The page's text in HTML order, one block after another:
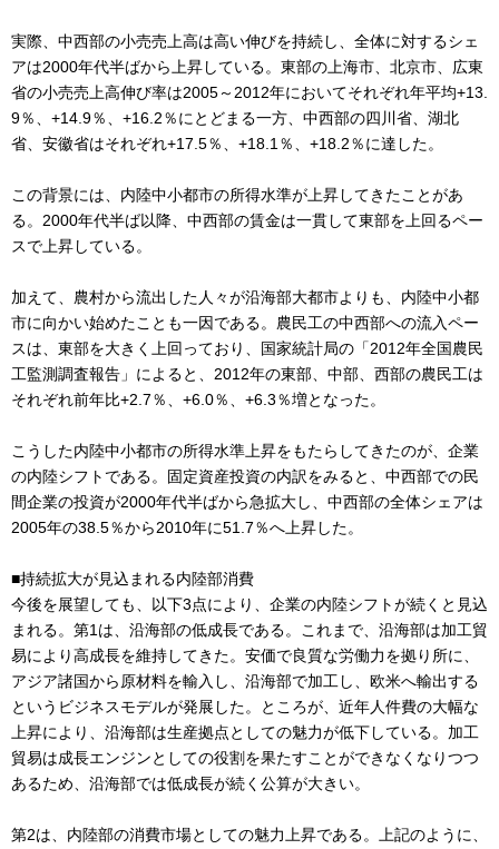
実際、中西部の小売売上高は高い伸びを持続し、全体に対するシェ
アは2000年代半ばから上昇している。東部の上海市、北京市、広東
省の小売売上高伸び率は2005～2012年においてそれぞれ年平均+13.
9％、+14.9％、+16.2％にとどまる一方、中西部の四川省、湖北
省、安徽省はそれぞれ+17.5％、+18.1％、+18.2％に達した。
この背景には、内陸中小都市の所得水準が上昇してきたことがあ
る。2000年代半ば以降、中西部の賃金は一貫して東部を上回るペー
スで上昇している。
加えて、農村から流出した人々が沿海部大都市よりも、内陸中小都
市に向かい始めたことも一因である。農民工の中西部への流入ペー
スは、東部を大きく上回っており、国家統計局の「2012年全国農民
工監測調査報告」によると、2012年の東部、中部、西部の農民工は
それぞれ前年比+2.7％、+6.0％、+6.3％増となった。
こうした内陸中小都市の所得水準上昇をもたらしてきたのが、企業
の内陸シフトである。固定資産投資の内訳をみると、中西部での民
間企業の投資が2000年代半ばから急拡大し、中西部の全体シェアは
2005年の38.5％から2010年に51.7％へ上昇した。
■持続拡大が見込まれる内陸部消費
今後を展望しても、以下3点により、企業の内陸シフトが続くと見込
まれる。第1は、沿海部の低成長である。これまで、沿海部は加工貿
易により高成長を維持してきた。安価で良質な労働力を拠り所に、
アジア諸国から原材料を輸入し、沿海部で加工し、欧米へ輸出する
というビジネスモデルが発展した。ところが、近年人件費の大幅な
上昇により、沿海部は生産拠点としての魅力が低下している。加工
貿易は成長エンジンとしての役割を果たすことができなくなりつつ
あるため、沿海部では低成長が続く公算が大きい。
第2は、内陸部の消費市場としての魅力上昇である。上記のように、